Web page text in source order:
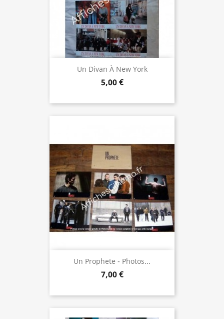
Un Divan À New York
5,00 €
Un Prophete - Photos...
7,00 €